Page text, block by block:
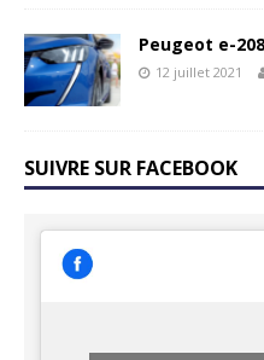
Peugeot e-
12 juillet 2021
SUIVRE SUR FACEBOOK